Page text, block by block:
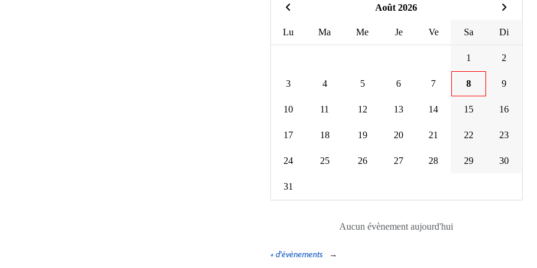
Août 2026
Lu Ma Me Je Ve Sa Di
1 2
3 4 5 6 7 8 9
10 11 12 13 14 15 16
17 18 19 20 21 22 23
24 25 26 27 28 29 30
31
Aucun évènement aujourd'hui
+ d'évènements